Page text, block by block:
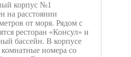
корпус №1
на расстоянии
от моря. Рядом с
ресторан «Консул» и
бассейн. В корпусе
номера со